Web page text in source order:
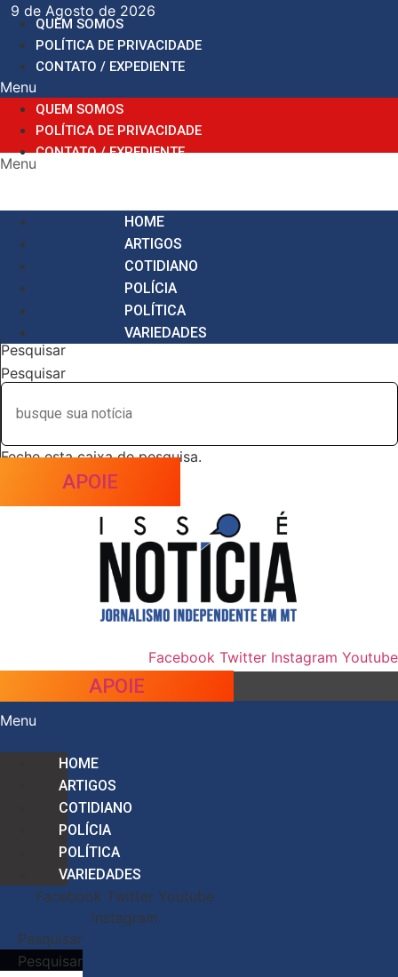
para
conteúdo
9 de Agosto de 2026
QUEM SOMOS
POLÍTICA DE PRIVACIDADE
CONTATO / EXPEDIENTE
Menu
QUEM SOMOS
POLÍTICA DE PRIVACIDADE
CONTATO / EXPEDIENTE
Menu
HOME
ARTIGOS
COTIDIANO
POLÍCIA
POLÍTICA
VARIEDADES
Pesquisar
Pesquisar
Feche esta caixa de pesquisa.
APOIE
Facebook Twitter Instagram Youtube
APOIE
Menu
HOME
ARTIGOS
COTIDIANO
POLÍCIA
POLÍTICA
VARIEDADES
Facebook Twitter Youtube
Instagram
Pesquisar
Pesquisar